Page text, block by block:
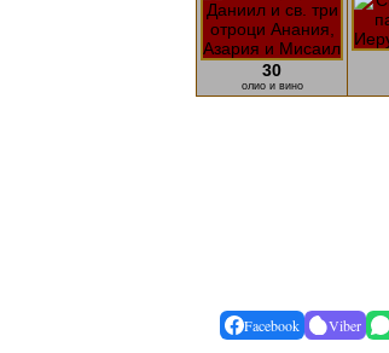
30
олио и вино
Facebook Viber